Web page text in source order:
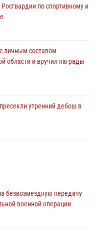
по спортивному и
личным составом
области и вручил награды
утренний дебош в
Росгвардии пресекли
станции
безвозмездную передачу
военной операции